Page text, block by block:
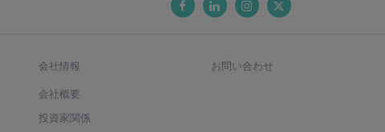
会社情報
会社概要
投資家関係
お問い合わせ